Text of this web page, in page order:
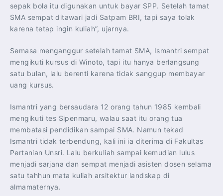
sepak bola itu digunakan untuk bayar SPP. Setelah tamat
SMA sempat ditawari jadi Satpam BRI, tapi saya tolak
karena tetap ingin kuliah”, ujarnya.
Semasa menganggur setelah tamat SMA, Ismantri sempat
mengikuti kursus di Winoto, tapi itu hanya berlangsung
satu bulan, lalu berenti karena tidak sanggup membayar
uang kursus.
Ismantri yang bersaudara 12 orang tahun 1985 kembali
mengikuti tes Sipenmaru, walau saat itu orang tua
membatasi pendidikan sampai SMA. Namun tekad
Ismantri tidak terbendung, kali ini ia diterima di Fakultas
Pertanian Unsri. Lalu berkuliah sampai kemudian lulus
menjadi sarjana dan sempat menjadi asisten dosen selama
satu tahhun mata kuliah arsitektur landskap di
almamaternya.